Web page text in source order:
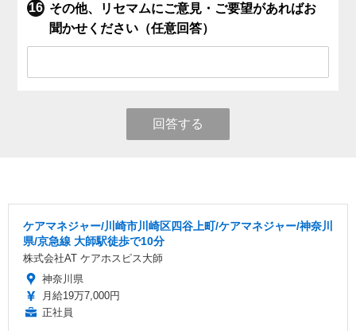
その他、リセマムにご意見・ご要望があればお
聞かせください（任意回答）
回答する
ケアマネジャー/川崎市川崎区四谷上町/ケアマネジャー/神奈川
県/京急線 大師駅徒歩で10分
株式会社AT ケアホスピス大師
神奈川県
月給19万7,000円
正社員